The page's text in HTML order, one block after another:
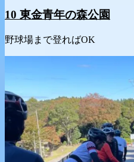
10 東金青年の森公園
野球場まで登ればOK